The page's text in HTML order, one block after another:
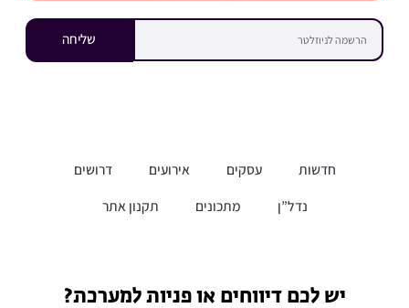
שליחה
חדשות עסקים אירועים
דרושים
נדל”ן
מתכונים תקנון אתר
יש לכם דיווחים או פניות למערכת?